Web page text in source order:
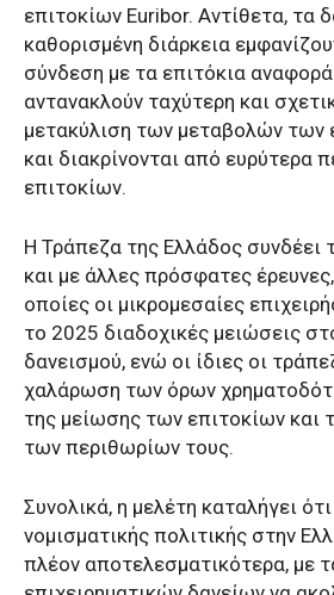
επιτοκίων Euribor. Αντίθετα, τα
καθορισμένη διάρκεια
σύνδεση με τα επιτόκια
αντανακλούν ταχύτερη και
μετακύλιση των μεταβολών των
και διακρίνονται από ευρύτερα
επιτοκίων.
Η Τράπεζα της Ελλάδος συνδέει
και με άλλες πρόσφατες
οποίες οι μικρομεσαίες
το 2025 διαδοχικές μειώσεις
δανεισμού, ενώ οι ίδιες οι
χαλάρωση των όρων
της μείωσης των επιτοκίων και
των περιθωρίων τους.
Συνολικά, η μελέτη καταλήγει
νομισματικής πολιτικής στην
πλέον αποτελεσματικότερα, με